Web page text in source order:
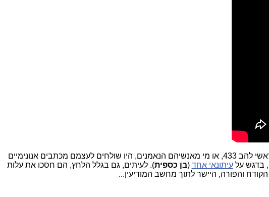
ראש אח"מ, בשת"פ עם רח"ט (ראש חטיבת) מודיעין, ו\או ראשי להב 433, או מי מאנשיהם הנאמנים, היו שולחים לעצמם מכתבים אנונימיים
בדגש עלעיתונאי אחד (בן כספית). לעיתים, גם בגלל הלחץ, הם חסכו את עלות
והפורה, היישר לתוך מחשב המודיעין...